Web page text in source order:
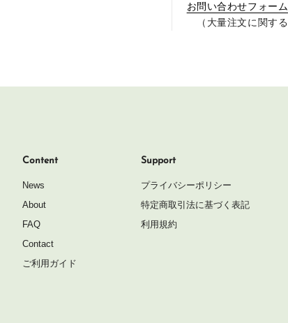
お問い合わせフォーム
（大量注文に関する
Content
News
About
FAQ
Contact
ご利用ガイド
Support
プライバシーポリシー
特定商取引法に基づく表記
利用規約